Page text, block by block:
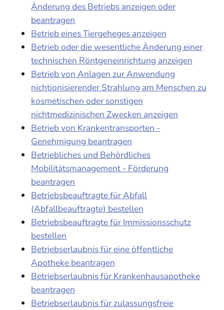
Änderung des Betriebs anzeigen oder
beantragen
Betrieb eines Tiergeheges anzeigen
Betrieb oder die wesentliche Änderung einer
technischen Röntgeneinrichtung anzeigen
Betrieb von Anlagen zur Anwendung
nichtionisierender Strahlung am Menschen zu
kosmetischen oder sonstigen
nichtmedizinischen Zwecken anzeigen
Betrieb von Krankentransporten -
Genehmigung beantragen
Betriebliches und Behördliches
Mobilitätsmanagement - Förderung
beantragen
Betriebsbeauftragte für Abfall
(Abfallbeauftragte) bestellen
Betriebsbeauftragte für Immissionsschutz
bestellen
Betriebserlaubnis für eine öffentliche
Apotheke beantragen
Betriebserlaubnis für Krankenhausapotheke
beantragen
Betriebserlaubnis für zulassungsfreie